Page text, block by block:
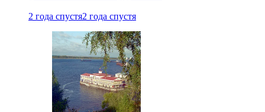
2 года спустя2 года спустя